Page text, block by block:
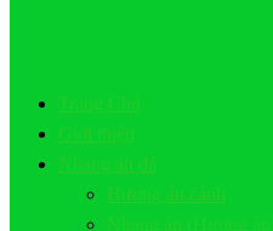
Trang Chủ
Giới thiệu
Nhang án đá
Hương án cánh
Nhang án (Hương